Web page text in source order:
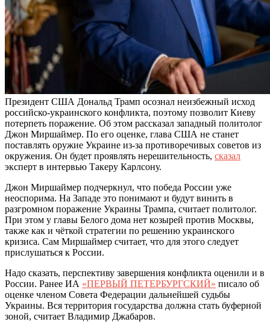
Президент США Дональд Трамп осознал неизбежный исход
российско-украинского конфликта, поэтому позволит Киеву
потерпеть поражение. Об этом рассказал западный политолог
Джон Миршаймер. По его оценке, глава США не станет
поставлять оружие Украине из-за противоречивых советов из
окружения. Он будет проявлять нерешительность, сказал
эксперт в интервью Такеру Карлсону.
Джон Миршаймер подчеркнул, что победа России уже
неоспорима. На Западе это понимают и будут винить в
разгромном поражение Украины Трампа, считает политолог.
При этом у главы Белого дома нет козырей против Москвы,
также как и чёткой стратегии по решению украинского
кризиса. Сам Миршаймер считает, что для этого следует
прислушаться к России.
Надо сказать, перспективу завершения конфликта оценили и в
России. Ранее ИА «ПЕРВЫЙ ПЕТЕРБУРГСКИЙ» писало об
оценке членом Совета Федерации дальнейшей судьбы
Украины. Вся территория государства должна стать буферной
зоной, считает Владимир Джабаров.